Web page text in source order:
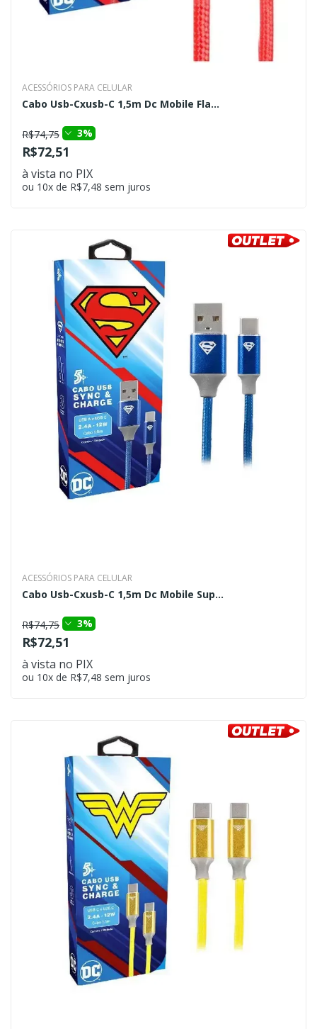
ACESSÓRIOS PARA CELULAR
Cabo Usb-Cxusb-C 1,5m Dc Mobile Fla...
R$74,75 3%
R$72,51
à vista no PIX
ou 10x de R$7,48 sem juros
ACESSÓRIOS PARA CELULAR
Cabo Usb-Cxusb-C 1,5m Dc Mobile Sup...
R$74,75 3%
R$72,51
à vista no PIX
ou 10x de R$7,48 sem juros